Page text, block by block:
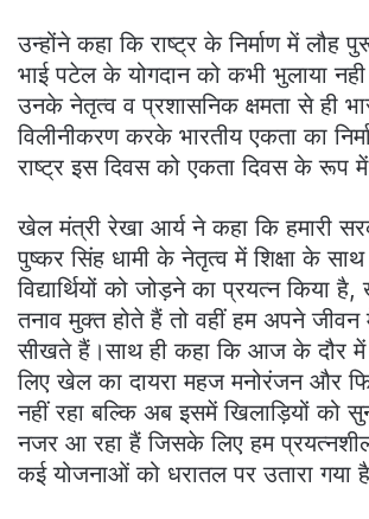
उन्होंने कहा कि राष्ट्र के निर्माण में लौह
भाई पटेल के योगदान को कभी भुलाया
उनके नेतृत्व व प्रशासनिक क्षमता से ही
विलीनीकरण करके भारतीय एकता का
राष्ट्र इस दिवस को एकता दिवस के रूप में
खेल मंत्री रेखा आर्य ने कहा कि हमारी
पुष्कर सिंह धामी के नेतृत्व में शिक्षा के
विद्यार्थियों को जोड़ने का प्रयत्न किया
तनाव मुक्त होते हैं तो वहीं हम अपने
सीखते हैं।साथ ही कहा कि आज के दौर में
लिए खेल का दायरा महज मनोरंजन और
नहीं रहा बल्कि अब इसमें खिलाड़ियों को
नजर आ रहा हैं जिसके लिए हम
कई योजनाओं को धरातल पर उतारा गया